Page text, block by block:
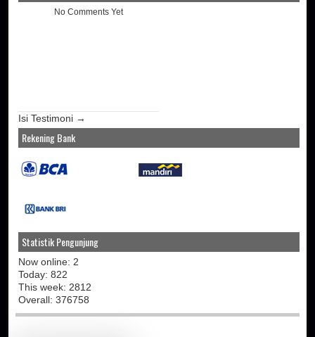
No Comments Yet
Isi Testimoni →
Rekening Bank
Statistik Pengunjung
Now online: 2
Today: 822
This week: 2812
Overall: 376758